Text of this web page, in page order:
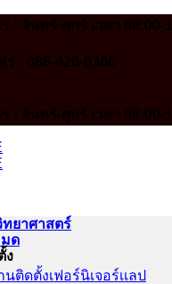
: จันทร์-ศุกร์ เวลา 08:00-
: 086-420-0366
: จันทร์-ศุกร์ เวลา 08:00-
ด
ง
นติดตั้งเฟอร์นิเจอร์เเลป
ทยาศาสตร์